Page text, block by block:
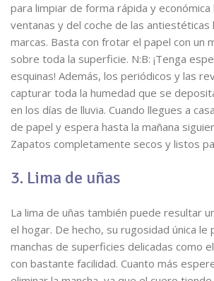
para limpiar de forma rápida y
ventanas y del coche de las antiestéticas
marcas. Basta con frotar el papel con un
sobre toda la superficie. N:B: ¡Tenga
esquinas! Además, los periódicos y las
capturar toda la humedad que se
en los días de lluvia. Cuando llegues a
de papel y espera hasta la mañana
Zapatos completamente secos y listos
3. Lima de uñas
La lima de uñas también puede resultar
el hogar. De hecho, su rugosidad única le
manchas de superficies delicadas como
con bastante facilidad. Cuanto más